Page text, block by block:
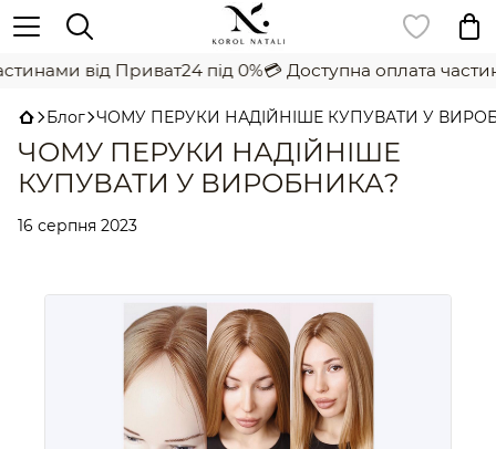
від Приват24 під 0%💳 Доступна оплата
Блог ЧОМУ ПЕРУКИ НАДІЙНІШЕ КУПУВАТИ У
ЧОМУ ПЕРУКИ НАДІЙНІШЕ
КУПУВАТИ У ВИРОБНИКА?
16 серпня 2023